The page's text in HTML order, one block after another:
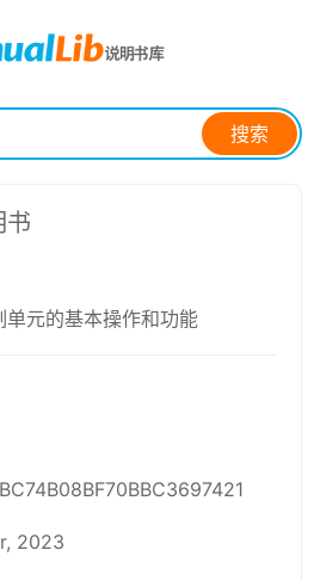
搜索
书
元的基本操作和功能
2023